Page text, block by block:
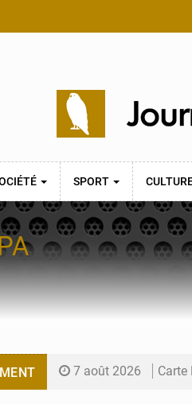
SPORT
7 août 2026 Carte